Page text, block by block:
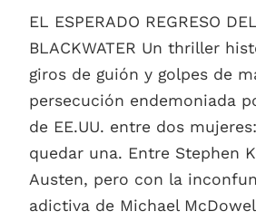
EL ESPERADO REGRESO
BLACKWATER Un thriller
giros de guión y golpes de
persecución endemoniada
de EE.UU. entre dos
quedar una. Entre Stephen
Austen, pero con la
adictiva de Michael